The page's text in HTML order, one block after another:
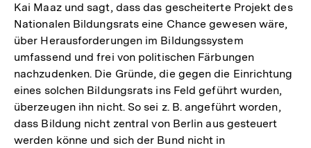
Kai Maaz und sagt, dass das gescheiterte Projekt des
Nationalen Bildungsrats eine Chance gewesen wäre,
über Herausforderungen im Bildungssystem
umfassend und frei von politischen Färbungen
nachzudenken. Die Gründe, die gegen die Einrichtung
eines solchen Bildungsrats ins Feld geführt wurden,
überzeugen ihn nicht. So sei z. B. angeführt worden,
dass Bildung nicht zentral von Berlin aus gesteuert
werden könne und sich der Bund nicht in